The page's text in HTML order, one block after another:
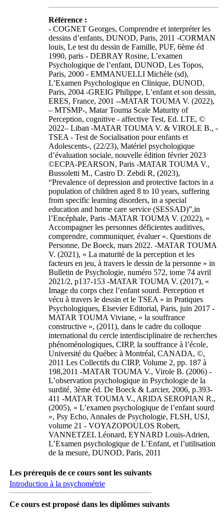
Référence :
- COGNET Georges, Comprendre et interpréter les
dessins d’enfants, DUNOD, Paris, 2011 -CORMAN
louis, Le test du dessin de Famille, PUF, 6ème éd
1990, paris - DEBRAY Rosine, L’examen
Psychologique de l’enfant, DUNOD, Les Topos,
Paris, 2000 - EMMANUELLI Michèle (sd),
L’Examen Psychologique en Clinique, DUNOD,
Paris, 2004 -GREIG Philippe, L’enfant et son dessin,
ERES, France, 2001 --MATAR TOUMA V. (2022),
– MTSMP-, Matar Touma Scale Maturity of
Perception, cognitive - affective Test, Ed. LTE, ©
2022– Liban -MATAR TOUMA V. & VIROLE B., -
TSEA - Test de Socialisation pour enfants et
Adolescents-, (22/23), Matériel psychologique
d’évaluation sociale, nouvelle édition février 2023
©ECPA-PEARSON, Paris -MATAR TOUMA V.,
Bussoletti M., Castro D. Zebdi R, (2023),
“Prevalence of depression and protective factors in a
population of children aged 8 to 10 years, suffering
from specific learning disorders, in a special
education and home care service (SESSAD)”,in
l’Encéphale, Paris -MATAR TOUMA V. (2022), «
Accompagner les personnes déficientes auditives,
comprendre, communiquer, évaluer ». Questions de
Personne, De Boeck, mars 2022. -MATAR TOUMA
V. (2021), « La maturité de la perception et les
facteurs en jeu, à travers le dessin de la personne » in
Bulletin de Psychologie, numéro 572, tome 74 avril
2021/2, p137-153 -MATAR TOUMA V. (2017), «
Image du corps chez l’enfant sourd. Perception et
vécu à travers le dessin et le TSEA » in Pratiques
Psychologiques, Elsevier Editorial, Paris, juin 2017 -
MATAR TOUMA Viviane, « la souffrance
constructive », (2011), dans le cadre du colloque
international du cercle interdisciplinaire de recherches
phénoménologiques, CIRP, la souffrance à l’école,
Université du Québec à Montréal, CANADA, ©,
2011 Les Collectifs du CIRP, Volume 2, pp. 187 à
198,2011 -MATAR TOUMA V., Virole B. (2006) -
L’observation psychologique in Psychologie de la
surdité, 3ème éd. De Boeck & Larcier, 2006, p.393-
411 -MATAR TOUMA V., ARIDA SEROPIAN R.,
(2005), « L’examen psychologique de l’enfant sourd
», Psy Echo, Annales de Psychologie, FLSH, USJ,
volume 21 - VOYAZOPOULOS Robert,
VANNETZEL Léonard, EYNARD Louis-Adrien,
L’Examen psychologique de L’Enfant, et l’utilisation
de la mesure, DUNOD, Paris, 2011
Les prérequis de ce cours sont les suivants
Introduction à la psychométrie
Ce cours est proposé dans les diplômes suivants